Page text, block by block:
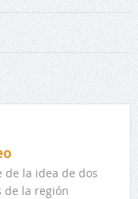
de la idea de dos
de la región